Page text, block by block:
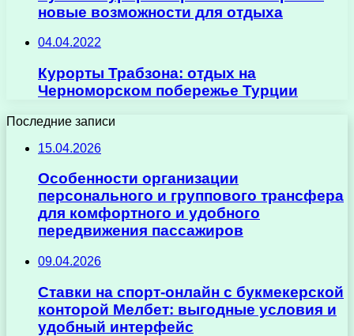
новые возможности для отдыха
04.04.2022
Курорты Трабзона: отдых на
Черноморском побережье Турции
Последние записи
15.04.2026
Особенности организации
персонального и группового трансфера
для комфортного и удобного
передвижения пассажиров
09.04.2026
Ставки на спорт-онлайн с букмекерской
конторой Мелбет: выгодные условия и
удобный интерфейс